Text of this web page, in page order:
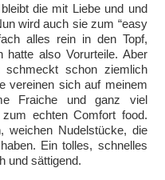
die mit Liebe und und
wird auch sie zum “easy
alles rein in den Topf,
also Vorurteile. Aber
schon ziemlich
vereinen sich auf meinem
Fraiche und ganz viel
echten Comfort food.
weichen Nudelstücke, die
Ein tolles, schnelles
und sättigend.